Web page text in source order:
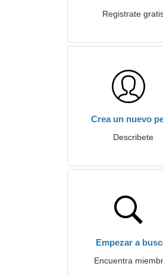
Registrate
Crea un nuevo
Describete
Empezar a
Encuentra